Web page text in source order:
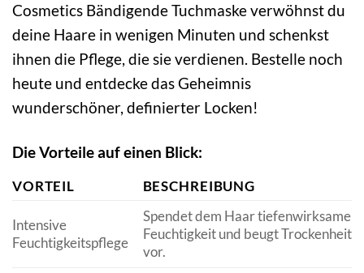
Cosmetics Bändigende Tuchmaske verwöhnst du
deine Haare in wenigen Minuten und schenkst
ihnen die Pflege, die sie verdienen. Bestelle noch
heute und entdecke das Geheimnis
wunderschöner, definierter Locken!
Die Vorteile auf einen Blick:
VORTEIL BESCHREIBUNG
Intensive
Feuchtigkeitspflege
Spendet dem Haar tiefenwirksame
Feuchtigkeit und beugt Trockenheit
vor.